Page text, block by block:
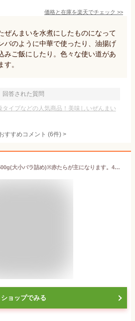
価格と在庫を楽天でチェック >>
ぜんまいを水煮にしたものになって
バのように中華で使ったり、油揚げ
みご飯にしたり。色々な使い道があ
。
回答された質問
イプなどの人気商品！美味しいぜんまい
すすめコメント (6件) >
予約天然・たらの芽500g(大小バラ詰め)※赤たらが主になります。4月下旬～5月中旬※送料別(クール便)他の山菜と同梱不可
ショップでみる